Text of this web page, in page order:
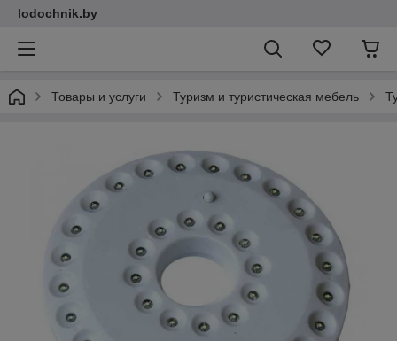
lodochnik.by
Товары и услуги Туризм и туристическая мебель